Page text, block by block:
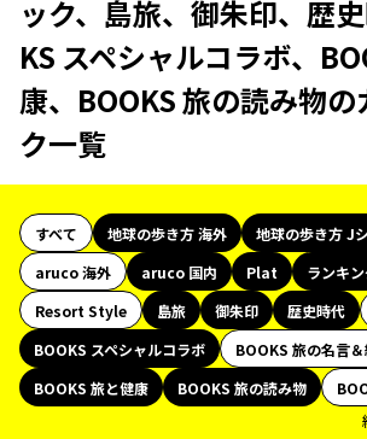
ック、島旅、御朱印、歴
KS スペシャルコラボ、
康、BOOKS 旅の読み物の
ク一覧
すべて 地球の歩き方 海外
地球の歩き方 J
aruco 海外
aruco 国内 Plat
ランキ
Resort Style
島旅 御朱印 歴史時代
BOOKS スペシャルコラボ
BOOKS 旅の名言
BOOKS 旅と健康
BOOKS 旅の読み物